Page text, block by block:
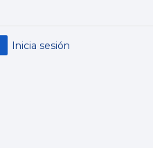
Inicia sesión